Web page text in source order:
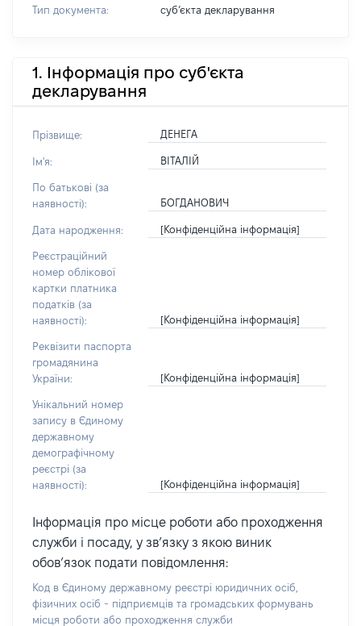
Тип документа:
субʼєкта декларування
1. Інформація про суб'єкта
декларування
Прізвище: ДЕНЕГА
Ім'я: ВІТАЛІЙ
По батькові (за
наявності):
БОГДАНОВИЧ
Дата народження: [Конфіденційна інформація]
Реєстраційний
номер облікової
картки платника
податків (за
наявності):
[Конфіденційна інформація]
Реквізити паспорта
громадянина
України:
[Конфіденційна інформація]
Унікальний номер
запису в Єдиному
державному
демографічному
реєстрі (за
наявності):
[Конфіденційна інформація]
Інформація про місце роботи або проходження
служби і посаду, у зв’язку з якою виник
обов’язок подати повідомлення:
Код в Єдиному державному реєстрі юридичних осіб,
фізичних осіб - підприємців та громадських формувань
місця роботи або проходження служби